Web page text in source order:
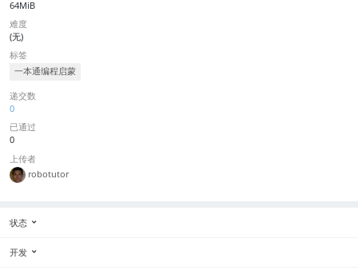
64MiB
难度
(无)
标签
一本通编程启蒙
递交数
0
已通过
0
上传者
robotutor
状态
开发